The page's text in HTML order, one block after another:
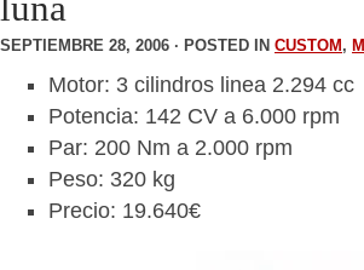
SEPTIEMBRE 28, 2006 · POSTED IN CUSTOM ,
Motor: 3 cilindros linea 2.294 cc
Potencia: 142 CV a 6.000 rpm
Par: 200 Nm a 2.000 rpm
Peso: 320 kg
Precio: 19.640€